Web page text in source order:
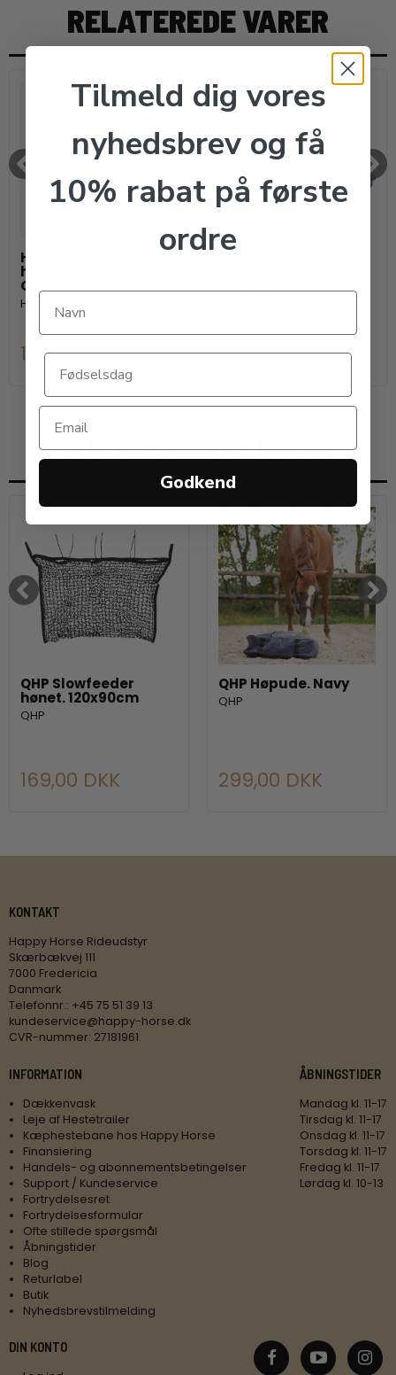
RELATEREDE VARER
HORSEGUARD HEAVY
hønet uden ringe
Grøn
HorseGuard
139,00 DKK
HorseGuard
89,00 DKK
ANDRE KØBTE OGSÅ
QHP Slowfeeder
hønet. 120x90cm
QHP
169,00 DKK
QHP Høpude. Navy
QHP
299,00 DKK
KONTAKT
Happy Horse Rideudstyr
Skærbækvej 111
7000 Fredericia
Danmark
Telefonnr.: +45 75 51 39 13
kundeservice@happy-horse.dk
CVR-nummer: 27181961
INFORMATION
Dækkenvask
Leje af Hestetrailer
Kæphestebane hos Happy Horse
Finansiering
Handels- og abonnementsbetingelser
Support / Kundeservice
Fortrydelsesret
Fortrydelsesformular
Ofte stillede spørgsmål
Åbningstider
Blog
Returlabel
Butik
Nyhedsbrevstilmelding
ÅBNINGSTIDER
Mandag kl. 11-17
Tirsdag kl. 11-17
Onsdag kl. 11-17
Torsdag kl. 11-17
Fredag kl. 11-17
Lørdag kl. 10-13
DIN KONTO
Tilmeld dig vores
nyhedsbrev og få
10% rabat på første
ordre
Godkend